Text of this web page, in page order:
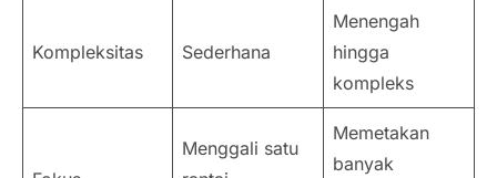
Kompleksitas Sederhana
Menengah
hingga
kompleks
Menggali satu
Memetakan
banyak